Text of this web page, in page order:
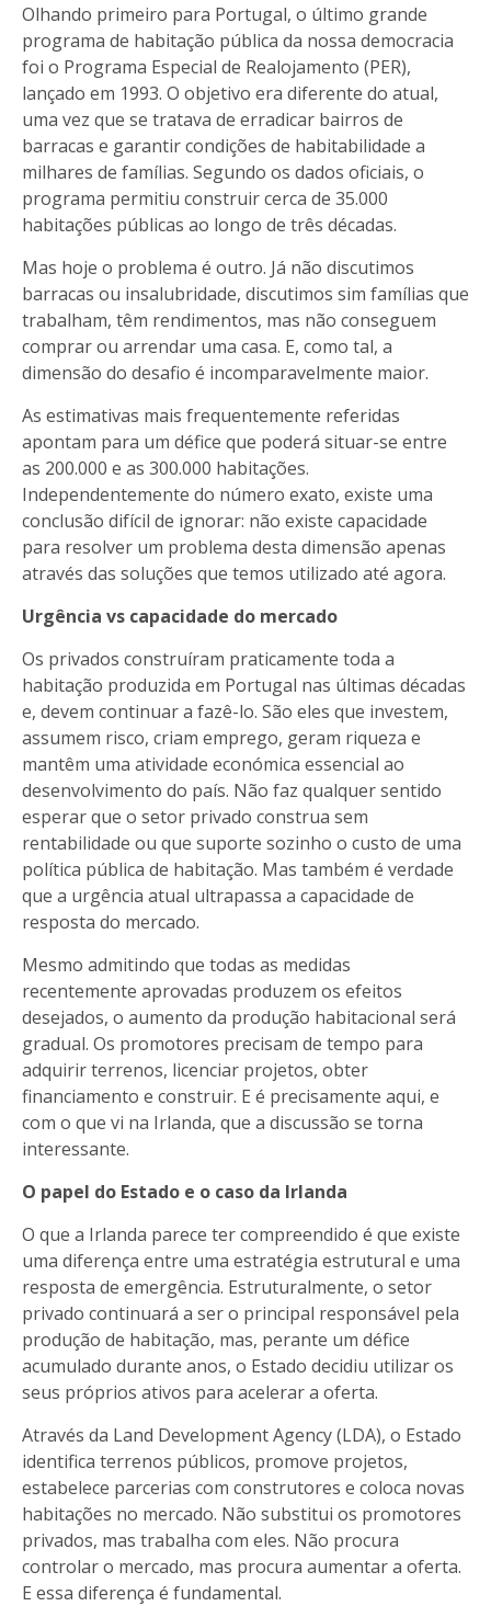
Olhando primeiro para Portugal, o último grande
programa de habitação pública da nossa democracia
foi o Programa Especial de Realojamento (PER),
lançado em 1993. O objetivo era diferente do atual,
uma vez que se tratava de erradicar bairros de
barracas e garantir condições de habitabilidade a
milhares de famílias. Segundo os dados oficiais, o
programa permitiu construir cerca de 35.000
habitações públicas ao longo de três décadas.
Mas hoje o problema é outro. Já não discutimos
barracas ou insalubridade, discutimos sim famílias que
trabalham, têm rendimentos, mas não conseguem
comprar ou arrendar uma casa. E, como tal, a
dimensão do desafio é incomparavelmente maior.
As estimativas mais frequentemente referidas
apontam para um défice que poderá situar-se entre
as 200.000 e as 300.000 habitações.
Independentemente do número exato, existe uma
conclusão difícil de ignorar: não existe capacidade
para resolver um problema desta dimensão apenas
através das soluções que temos utilizado até agora.
Urgência vs capacidade do mercado
Os privados construíram praticamente toda a
habitação produzida em Portugal nas últimas décadas
e, devem continuar a fazê-lo. São eles que investem,
assumem risco, criam emprego, geram riqueza e
mantêm uma atividade económica essencial ao
desenvolvimento do país. Não faz qualquer sentido
esperar que o setor privado construa sem
rentabilidade ou que suporte sozinho o custo de uma
política pública de habitação. Mas também é verdade
que a urgência atual ultrapassa a capacidade de
resposta do mercado.
Mesmo admitindo que todas as medidas
recentemente aprovadas produzem os efeitos
desejados, o aumento da produção habitacional será
gradual. Os promotores precisam de tempo para
adquirir terrenos, licenciar projetos, obter
financiamento e construir. E é precisamente aqui, e
com o que vi na Irlanda, que a discussão se torna
interessante.
O papel do Estado e o caso da Irlanda
O que a Irlanda parece ter compreendido é que existe
uma diferença entre uma estratégia estrutural e uma
resposta de emergência. Estruturalmente, o setor
privado continuará a ser o principal responsável pela
produção de habitação, mas, perante um défice
acumulado durante anos, o Estado decidiu utilizar os
seus próprios ativos para acelerar a oferta.
Através da Land Development Agency (LDA), o Estado
identifica terrenos públicos, promove projetos,
estabelece parcerias com construtores e coloca novas
habitações no mercado. Não substitui os promotores
privados, mas trabalha com eles. Não procura
controlar o mercado, mas procura aumentar a oferta.
E essa diferença é fundamental.